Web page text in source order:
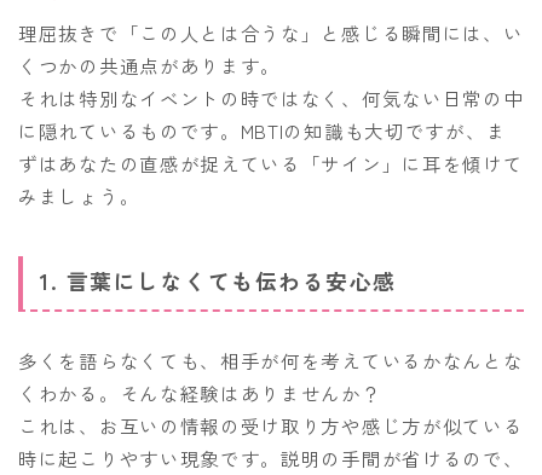
理屈抜きで「この人とは合うな」と感じる瞬間には、い
くつかの共通点があります。
それは特別なイベントの時ではなく、何気ない日常の中
に隠れているものです。MBTIの知識も大切ですが、ま
ずはあなたの直感が捉えている「サイン」に耳を傾けて
みましょう。
1. 言葉にしなくても伝わる安心感
多くを語らなくても、相手が何を考えているかなんとな
くわかる。そんな経験はありませんか？
これは、お互いの情報の受け取り方や感じ方が似ている
時に起こりやすい現象です。説明の手間が省けるので、